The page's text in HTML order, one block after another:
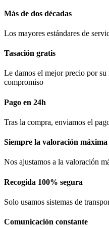
Más de dos décadas
Los mayores estándares de
Tasación gratis
Le damos el mejor precio por
compromiso
Pago en 24h
Tras la compra, enviamos el
Siempre la valoración máxima
Nos ajustamos a la valoración
Recogida 100% segura​
Solo usamos sistemas de
Comunicación​ constante